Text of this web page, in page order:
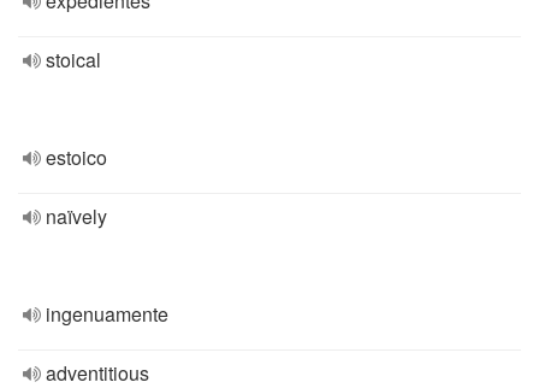
stoical
estoico
naïvely
ingenuamente
adventitious